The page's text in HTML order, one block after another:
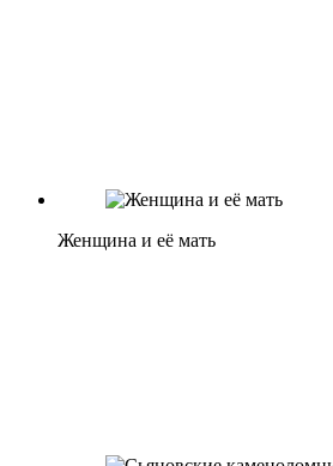
Женщина и её мать